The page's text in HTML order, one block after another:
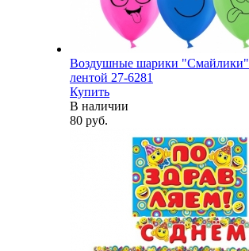
Воздушные шарики "Смайлики"
лентой 27-6281
Купить
В наличии
80 руб.